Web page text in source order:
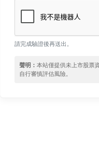
請完成驗證後再送出。
聲明：本站僅提供未上市股票
自行審慎評估風險。